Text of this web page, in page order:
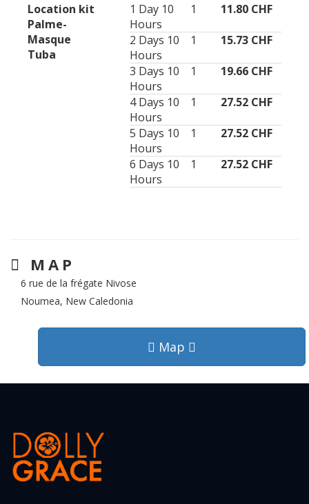
Location kit
Palme-
Masque
Tuba
1 Day 10
Hours
1 11.80 CHF
2 Days 10
Hours
1 15.73 CHF
3 Days 10
Hours
1 19.66 CHF
4 Days 10
Hours
1 27.52 CHF
5 Days 10
Hours
1 27.52 CHF
6 Days 10
Hours
1 27.52 CHF
MAP
6 rue de la frégate Nivose
Noumea, New Caledonia
Map